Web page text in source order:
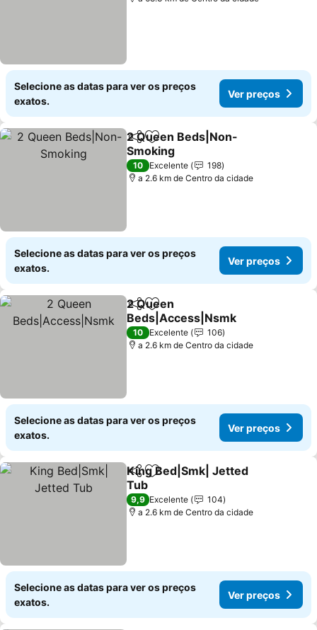
Selecione as datas para ver os preços
exatos.
Ver preços
PartilharAdicionar aos favoritos
2 Queen Beds|Non-
Smoking
Ver preços
10 Excelente
198
a 2.6 km de Centro da cidade
Selecione as datas para ver os preços
exatos.
Ver preços
PartilharAdicionar aos favoritos
2 Queen
Beds|Access|Nsmk
Ver preços
10 Excelente
106
a 2.6 km de Centro da cidade
Selecione as datas para ver os preços
exatos.
Ver preços
PartilharAdicionar aos favoritos
King Bed|Smk| Jetted
Tub
Ver preços
9,9 Excelente
104
a 2.6 km de Centro da cidade
Selecione as datas para ver os preços
exatos.
Ver preços